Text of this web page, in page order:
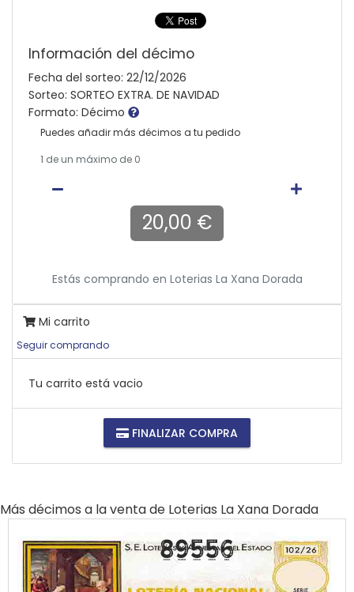
Información del décimo
Fecha del sorteo: 22/12/2026
Sorteo: SORTEO EXTRA. DE NAVIDAD
Formato: Décimo
Puedes añadir más décimos a tu pedido
1 de un máximo de 0
20,00 €
Estás comprando en Loterias La Xana Dorada
Mi carrito
Seguir comprando
Tu carrito está vacio
FINALIZAR COMPRA
Más décimos a la venta de Loterias La Xana Dorada
89556